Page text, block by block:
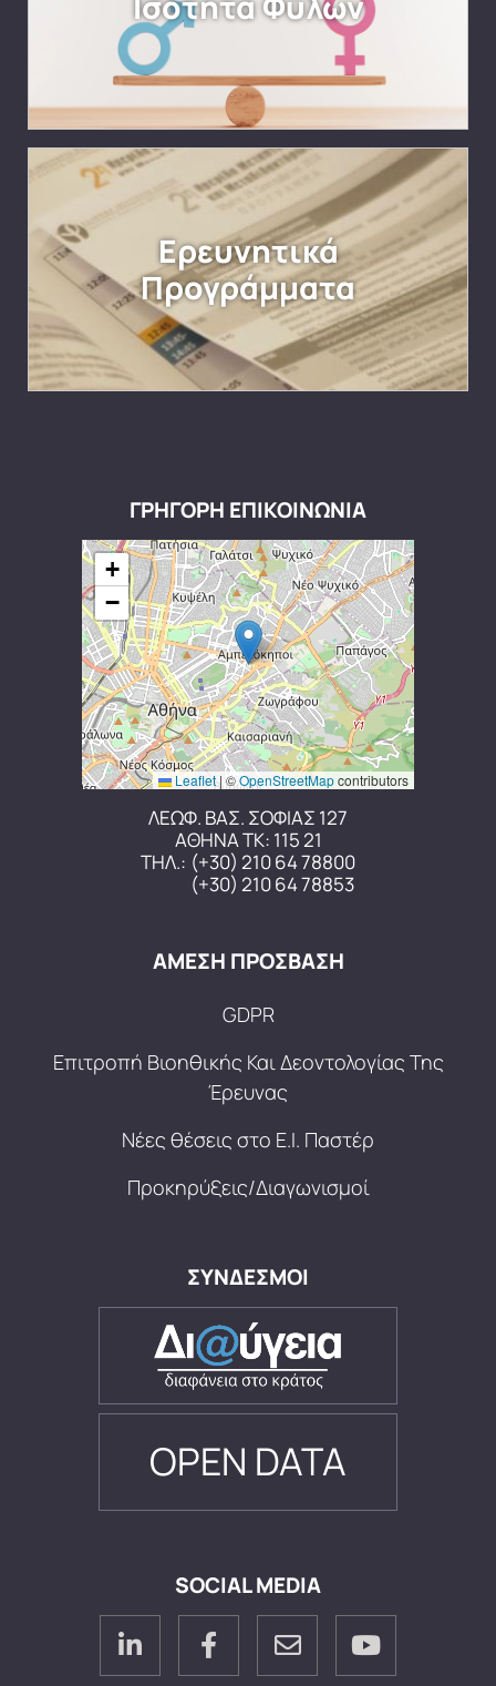
Ερευνητικά
Προγράμματα
ΓΡΗΓΟΡΗ ΕΠΙΚΟΙΝΩΝΙΑ
+
−
Leaflet|©OpenStreetMapcontributors
ΛΕΩΦ. ΒΑΣ. ΣΟΦΙΑΣ 127
ΑΘΗΝΑ ΤΚ: 115 21
ΤΗΛ.: (+30) 210 64 78800
(+30) 210 64 78853
ΑΜΕΣΗ ΠΡΟΣΒΑΣΗ
GDPR
Επιτροπή Βιοηθικής Και Δεοντολογίας Της
Έρευνας
Νέες θέσεις στο Ε.Ι. Παστέρ
Προκηρύξεις/Διαγωνισμοί
ΣΥΝΔΕΣΜΟΙ
OPEN DATA
SOCIAL MEDIA